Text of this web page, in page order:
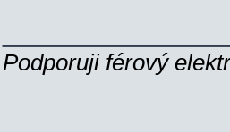
Podporuji férový